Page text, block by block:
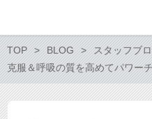
TOP BLOG スタッフブ
克服＆呼吸の質を高めてパワー